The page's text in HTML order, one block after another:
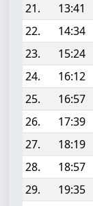
21.
13:41
22.
14:34
23.
15:24
24.
16:12
25.
16:57
26.
17:39
27.
18:19
28.
18:57
29.
19:35